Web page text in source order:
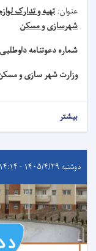
عنوان:تهیه و تدارک
شهرسازی و مسکن
شماره دعوتنامه
وزارت شهر سازی و
بیشتر
دوشنبه ۱۴۰۵/۴/۲۹ - ۱۴:۱۴